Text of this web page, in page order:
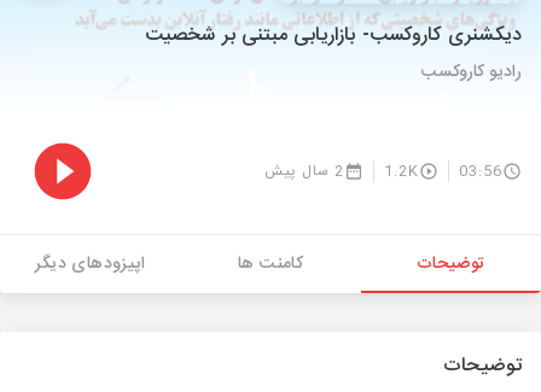
دیکشنری کاروکسب- بازاریابی مبتنی بر شخصیت
رادیو کاروکسب
03:56
1.2K 2 سال پیش
توضیحات کامنت ها اپیزودهای دیگر
توضیحات